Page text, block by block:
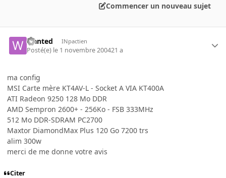
Commencer un nouveau sujet
wanted INpactien
Posté(e) le 1 novembre 200421 a
ma config
MSI Carte mère KT4AV-L - Socket A VIA KT400A
ATI Radeon 9250 128 Mo DDR
AMD Sempron 2600+ - 256Ko - FSB 333MHz
512 Mo DDR-SDRAM PC2700
Maxtor DiamondMax Plus 120 Go 7200 trs
alim 300w
merci de me donne votre avis
Citer